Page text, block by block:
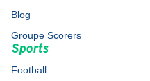
Blog
Groupe Scorers
Sports
Football